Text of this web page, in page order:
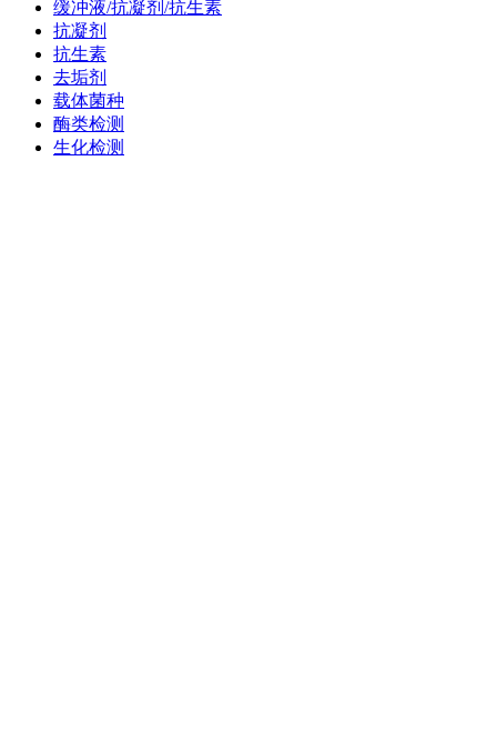
缓冲液/抗凝剂/抗生素
抗凝剂
抗生素
去垢剂
载体菌种
酶类检测
生化检测